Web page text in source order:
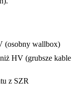
(osobny wallbox)
HV (grubsze kable
z SZR